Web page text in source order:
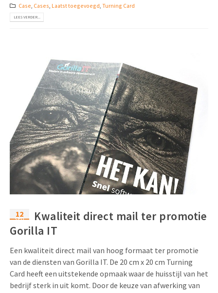
Case, Cases, Laatst toegevoegd, Turning Card
LEES VERDER...
12
sep
Kwaliteit direct mail ter promotie
Gorilla IT
Een kwaliteit direct mail van hoog formaat ter promotie
van de diensten van Gorilla IT. De 20 cm x 20 cm Turning
Card heeft een uitstekende opmaak waar de huisstijl van het
bedrijf sterk in uit komt. Door de keuze van afwerking van